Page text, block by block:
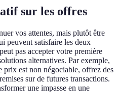
sur les offres
vos attentes, mais plutôt être
peuvent satisfaire les deux
pas accepter votre première
alternatives. Par exemple,
est non négociable, offrez des
sur de futures transactions.
une impasse en une